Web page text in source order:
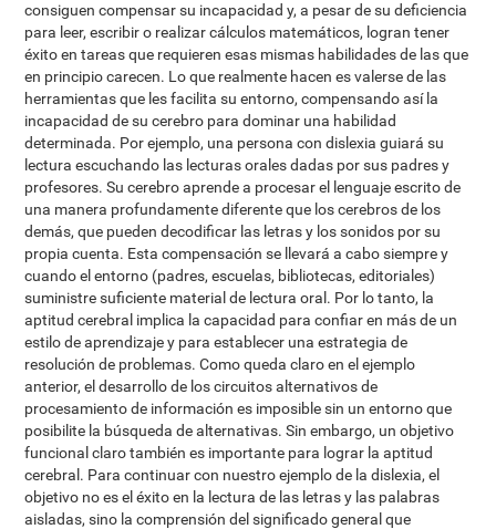
consiguen compensar su incapacidad y, a pesar de su deficiencia
para leer, escribir o realizar cálculos matemáticos, logran tener
éxito en tareas que requieren esas mismas habilidades de las que
en principio carecen. Lo que realmente hacen es valerse de las
herramientas que les facilita su entorno, compensando así la
incapacidad de su cerebro para dominar una habilidad
determinada. Por ejemplo, una persona con dislexia guiará su
lectura escuchando las lecturas orales dadas por sus padres y
profesores. Su cerebro aprende a procesar el lenguaje escrito de
una manera profundamente diferente que los cerebros de los
demás, que pueden decodificar las letras y los sonidos por su
propia cuenta. Esta compensación se llevará a cabo siempre y
cuando el entorno (padres, escuelas, bibliotecas, editoriales)
suministre suficiente material de lectura oral. Por lo tanto, la
aptitud cerebral implica la capacidad para confiar en más de un
estilo de aprendizaje y para establecer una estrategia de
resolución de problemas. Como queda claro en el ejemplo
anterior, el desarrollo de los circuitos alternativos de
procesamiento de información es imposible sin un entorno que
posibilite la búsqueda de alternativas. Sin embargo, un objetivo
funcional claro también es importante para lograr la aptitud
cerebral. Para continuar con nuestro ejemplo de la dislexia, el
objetivo no es el éxito en la lectura de las letras y las palabras
aisladas, sino la comprensión del significado general que